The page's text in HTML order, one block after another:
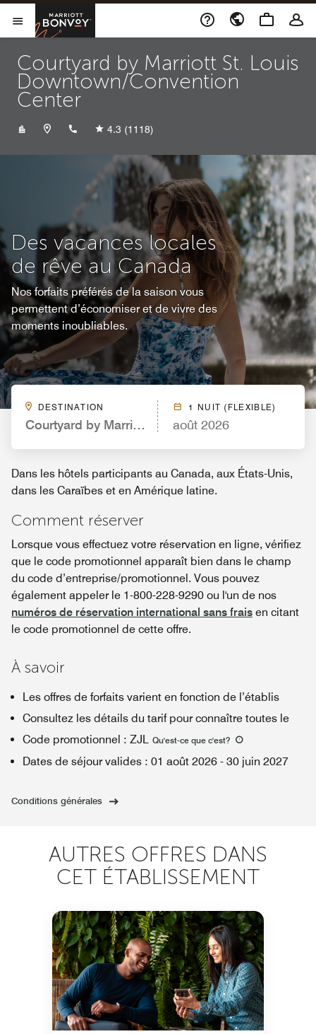
Skip to Content
Ouvrir le menu
Marriott Bonvoy
Courtyard by Marriott St. Louis
Downtown/Convention
Center
+13142317560
4.3 (1118)
Des vacances locales
de rêve au Canada
Nos forfaits préférés de la saison vous
permettent d’économiser et de vivre des
moments inoubliables.
DESTINATION
Courtyard by Marriott St. Louis Downtown/
1 NUIT (FLEXIBLE)
août 2026
Dans les hôtels participants au Canada, aux États-Unis,
dans les Caraïbes et en Amérique latine.
Comment réserver
Lorsque vous effectuez votre réservation en ligne, vérifiez
que le code promotionnel apparaît bien dans le champ
du code d’entreprise/promotionnel. Vous pouvez
également appeler le 1-800-228-9290 ou l'un de nos
numéros de réservation international sans frais en citant
le code promotionnel de cette offre.
À savoir
Les offres de forfaits varient en fonction de l’établis
Consultez les détails du tarif pour connaître toutes le
Code promotionnel : ZJL Qu'est-ce que c'est?
Dates de séjour valides : 01 août 2026 - 30 juin 2027
Conditions générales
AUTRES OFFRES DANS
CET ÉTABLISSEMENT